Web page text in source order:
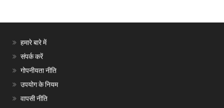
हमारे बारे में
संपर्क करें
गोपनीयता नीति
उपयोग के नियम
वापसी नीति